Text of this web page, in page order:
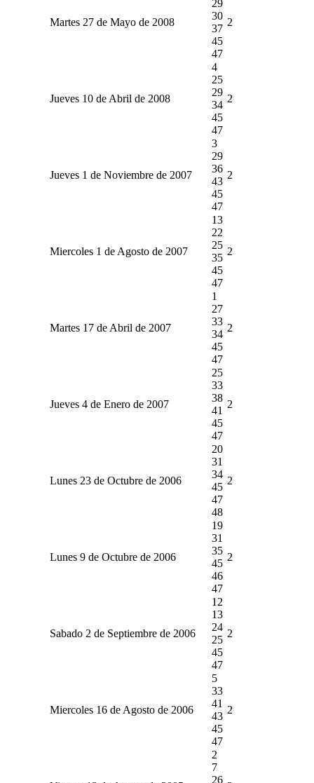
Martes 27 de Mayo de 2008
29
30
37
45
47
2
Jueves 10 de Abril de 2008
4
25
29
34
45
47
2
Jueves 1 de Noviembre de 2007
3
29
36
43
45
47
2
Miercoles 1 de Agosto de 2007
13
22
25
35
45
47
2
Martes 17 de Abril de 2007
1
27
33
34
45
47
2
Jueves 4 de Enero de 2007
25
33
38
41
45
47
2
Lunes 23 de Octubre de 2006
20
31
34
45
47
48
2
Lunes 9 de Octubre de 2006
19
31
35
45
46
47
2
Sabado 2 de Septiembre de 2006
12
13
24
25
45
47
2
Miercoles 16 de Agosto de 2006
5
33
41
43
45
47
2
2
7
26